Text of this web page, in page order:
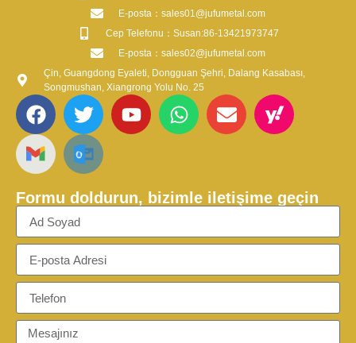
​E-posta​：sales01@jufumetal.com
​Cep Telefonu：Susan:86-13421973747
​E-posta​：sales02@jufumetal.com
Çin, Guangdong Eyaleti, Dongguan Şehri, Dalang Kasabası,
Songmushan, Xiangrong Yolu No. 25
Formu doldurun, bizimle iletişime geçin